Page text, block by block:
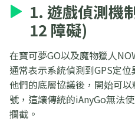
1. 遊戲偵測機
12 障礙)
在寶可夢GO以及魔物獵人
通常表示系統偵測到GPS定
他們的底層協議後，開始可
號，這讓傳統的iAnyGo無法
攔截。